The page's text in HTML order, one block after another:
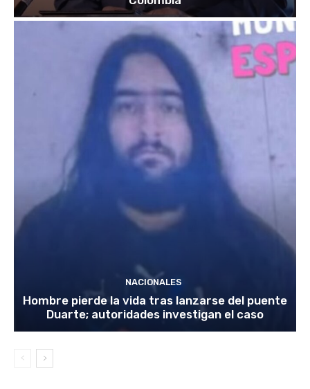
NACIONALES
Hombre pierde la vida tras lanzarse del puente
Duarte; autoridades investigan el caso